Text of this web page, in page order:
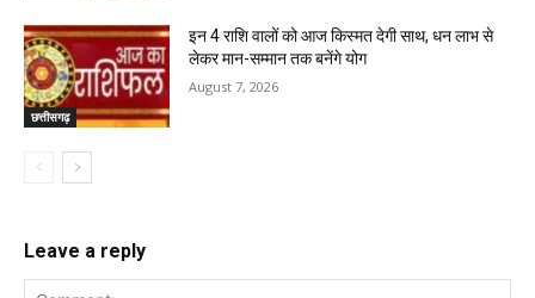
छत्तीसगढ़
इन 4 राशि वालों को आज किस्मत देगी साथ, धन लाभ से
लेकर मान-सम्मान तक बनेंगे योग
August 7, 2026
Leave a reply